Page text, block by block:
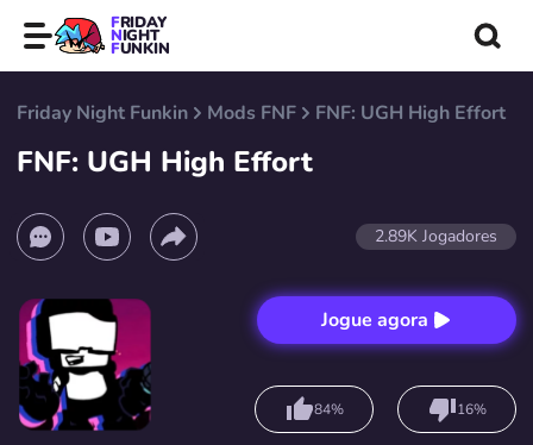
FRIDAY
NIGHT
FUNKIN
Friday Night Funkin Mods FNF FNF: UGH High Effort
FNF: UGH High Effort
2.89K Jogadores
Jogue agora
84% 16%